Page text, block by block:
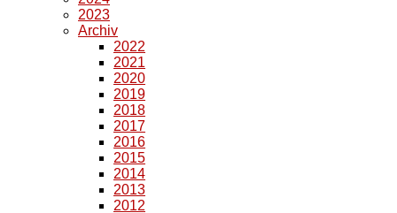
2023
Archiv
2022
2021
2020
2019
2018
2017
2016
2015
2014
2013
2012